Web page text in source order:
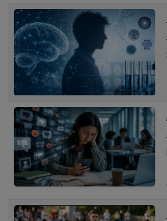
dan dentro de un conjunto.
Hasta hace poco más de una
las redes complejas se
escala, es decir, como si se
como grafo aleatorio.
Esta concepción tiene su
por 2 matemáticos húngaros,
Ambos describieron, en 1959 ,
modelo (modelo de Erdős -
nuevo nodo que se añade a